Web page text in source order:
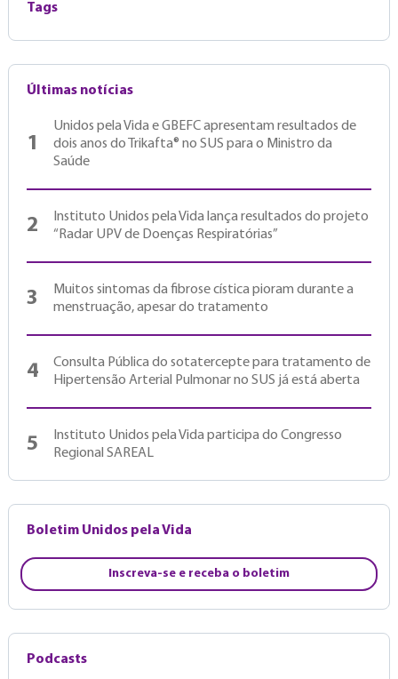
Tags
Últimas notícias
1
Unidos pela Vida e GBEFC apresentam resultados de
dois anos do Trikafta® no SUS para o Ministro da
Saúde
2
Instituto Unidos pela Vida lança resultados do projeto
“Radar UPV de Doenças Respiratórias”
3
Muitos sintomas da fibrose cística pioram durante a
menstruação, apesar do tratamento
4
Consulta Pública do sotatercepte para tratamento de
Hipertensão Arterial Pulmonar no SUS já está aberta
5
Instituto Unidos pela Vida participa do Congresso
Regional SAREAL
Boletim Unidos pela Vida
Inscreva-se e receba o boletim
Podcasts